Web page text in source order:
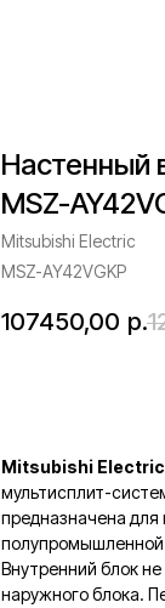
Настенный
MSZ-
Mitsubishi Electric
MSZ-AY42VGKP
107450,00 р.
Mitsubishi Electric
мультисплит-
предназначена для
полупромышленной
Внутренний блок
наружного блока.